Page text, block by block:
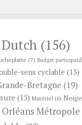
(156)
(7) Budget participatif
sens cyclable (13)
Bretagne (19)
(15) Matériel (6) Neige
Orléans Métropole